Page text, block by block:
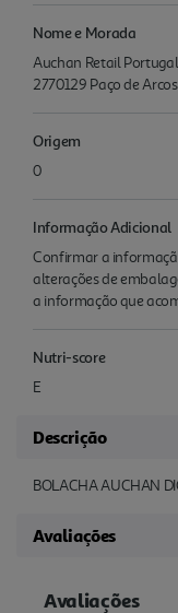
Nome e Morada
Auchan Retail
2770129 Paço de Arcos
Origem
0
Informação Adicional
Confirmar a
alterações de
a informação que
Nutri-score
E
Descrição
BOLACHA AUCHAN
Avaliações